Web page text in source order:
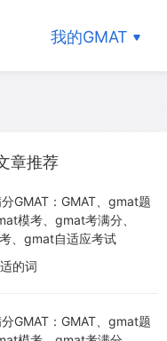
我的GMAT
章推荐
的词